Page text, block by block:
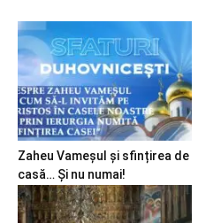
Zaheu Vameșul și sfințirea de
casă… Și nu numai!